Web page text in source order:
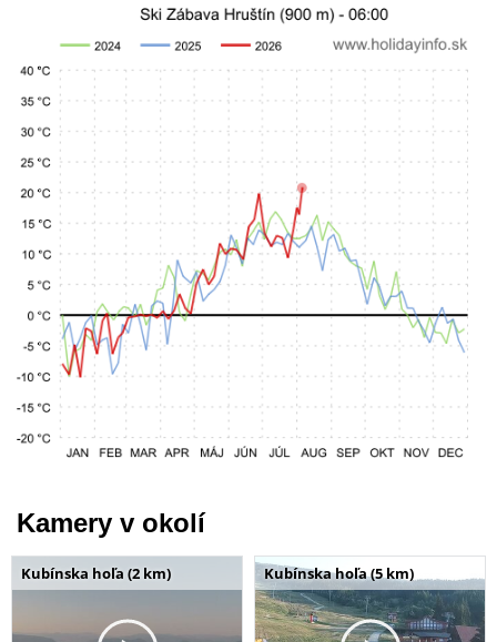
Kamery v okolí
Kubínska hoľa (2 km) Kubínska hoľa (5 km)